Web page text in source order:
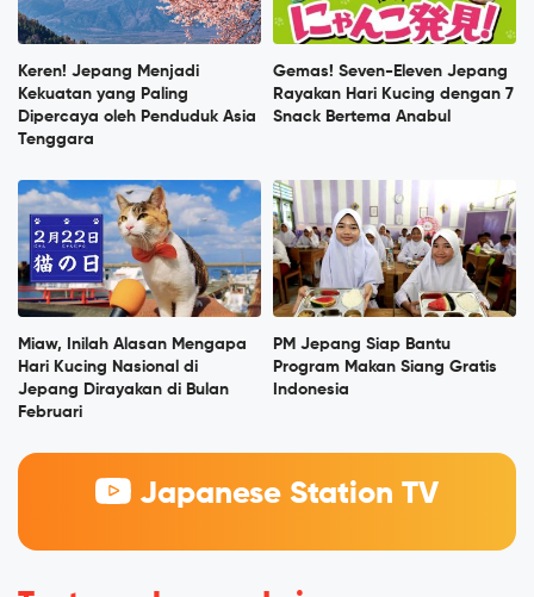
Keren! Jepang Menjadi
Kekuatan yang Paling
Dipercaya oleh Penduduk Asia
Tenggara
Gemas! Seven-Eleven Jepang
Rayakan Hari Kucing dengan 7
Snack Bertema Anabul
Miaw, Inilah Alasan Mengapa
Hari Kucing Nasional di
Jepang Dirayakan di Bulan
Februari
PM Jepang Siap Bantu
Program Makan Siang Gratis
Indonesia
Japanese Station TV